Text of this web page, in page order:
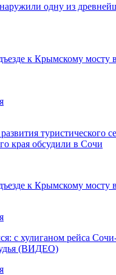
одну из
к Крымскому мосту
туристического
края обсудили в Сочи
к Крымскому мосту
с хулиганом рейса
(ВИДЕО)